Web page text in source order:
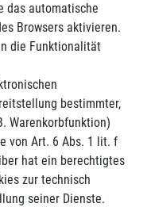
das automatische
Browsers aktivieren.
die Funktionalität
bestimmter,
Warenkorbfunktion)
von Art. 6 Abs. 1 lit. f
hat ein berechtigtes
zur technisch
seiner Dienste.